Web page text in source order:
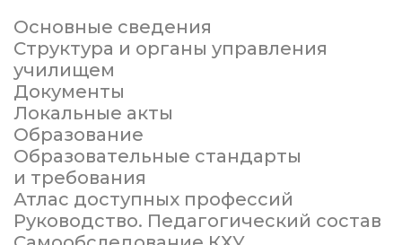
Основные сведения
Структура и органы управления
училищем
Документы
Локальные акты
Образование
Образовательные стандарты
и требования
Атлас доступных профессий
Руководство. Педагогический состав